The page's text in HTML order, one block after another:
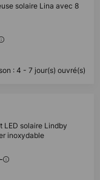
solaire Lina avec 8
: 4 - 7 jour(s) ouvré(s)
LED solaire Lindby
inoxydable